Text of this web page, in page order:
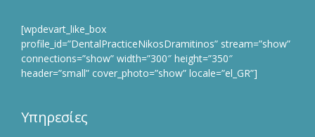
[wpdevart_like_box
profile_id=”DentalPracticeNikosDramitinos” stream=”show”
connections=”show” width=”300″ height=”350″
header=”small” cover_photo=”show” locale=”el_GR”]
Υπηρεσίες